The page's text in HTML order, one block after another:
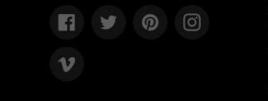
Facebook Twitter PinterestInstagram